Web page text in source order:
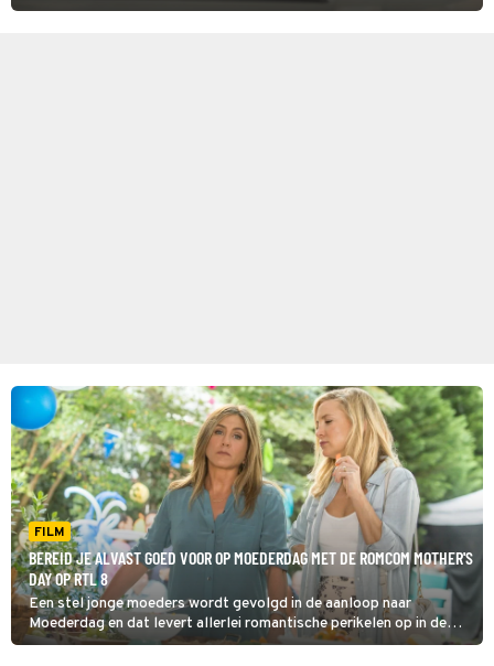
FILM
BEREID JE ALVAST GOED VOOR OP MOEDERDAG MET DE ROMCOM MOTHER'S
DAY OP RTL 8
Een stel jonge moeders wordt gevolgd in de aanloop naar
Moederdag en dat levert allerlei romantische perikelen op in de
ensemblefilm Mother's Day.